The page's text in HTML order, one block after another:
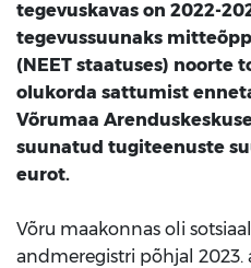
tegevuskavas on 2022-
tegevussuunaks
(NEET staatuses) noorte
olukorda sattumist
Võrumaa
suunatud tugiteenuste
eurot.
Võru maakonnas oli
andmeregistri põhjal 2023.